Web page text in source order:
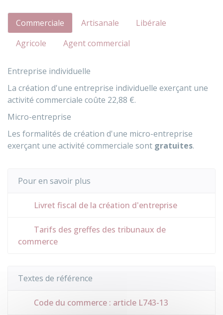
Commerciale Artisanale
Libérale
Agricole
Agent commercial
Entreprise individuelle
La création d'une entreprise individuelle exerçant une
activité commerciale coûte 22,88 €.
Micro-entreprise
Les formalités de création d'une micro-entreprise
exerçant une activité commerciale sont gratuites.
Pour en savoir plus
Livret fiscal de la création d'entreprise
Tarifs des greffes des tribunaux de
commerce
Textes de référence
Code du commerce : article L743-13